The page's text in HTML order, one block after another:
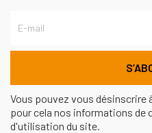
Vous pouvez vous
pour cela nos informations de
d'utilisation du site.